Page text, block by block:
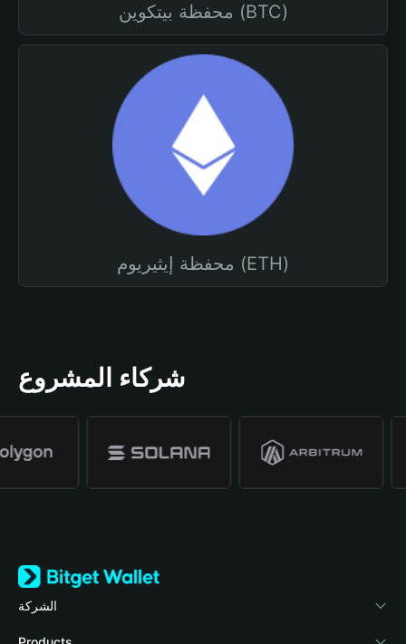
محفظة بيتكوين (BTC)
محفظة إيثيريوم (ETH)
شركاء المشروع
الشركة